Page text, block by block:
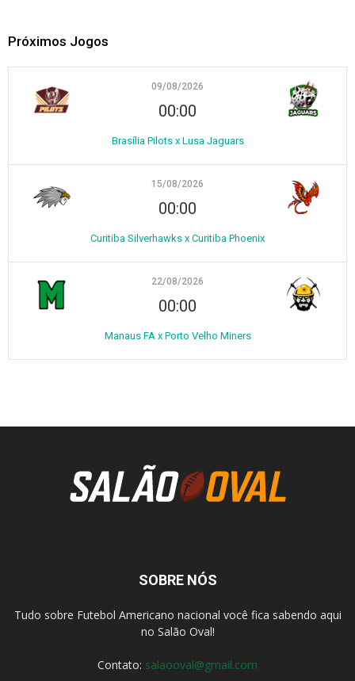
Próximos Jogos
09/08/2026
00:00
Brasília Pilots x Lusa Jaguars
15/08/2026
00:00
Curitiba Silverhawks x Curitiba Phoenix
22/08/2026
00:00
Manaus FA x Porto Velho Miners
SOBRE NÓS
Tudo sobre Futebol Americano nacional você fica sabendo aqui
no Salão Oval!
Contato: salaooval@gmail.com